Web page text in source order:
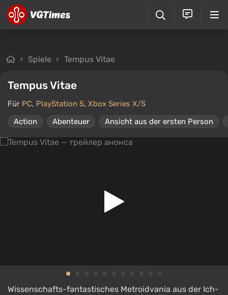
Spiele Tempus Vitae
Tempus Vitae
Für PC, PlayStation 5, Xbox Series X/S
Action
Abenteuer Ansicht aus der ersten Person
Wissenschafts-fantastisches Metroidvania aus der Ich-